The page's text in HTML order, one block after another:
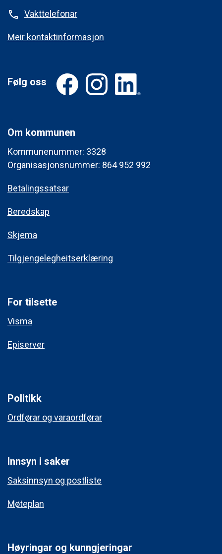
phone Vakttelefonar
Meir kontaktinformasjon
Følg oss
Om kommunen
Kommunenummer: 3328
Organisasjonsnummer: 864 952 992
Betalingssatsar
Beredskap
Skjema
Tilgjengelegheitserklæring
For tilsette
Visma
Episerver
Politikk
Ordførar og varaordførar
Innsyn i saker
Saksinnsyn og postliste
Møteplan
Høyringar og kunngjeringar